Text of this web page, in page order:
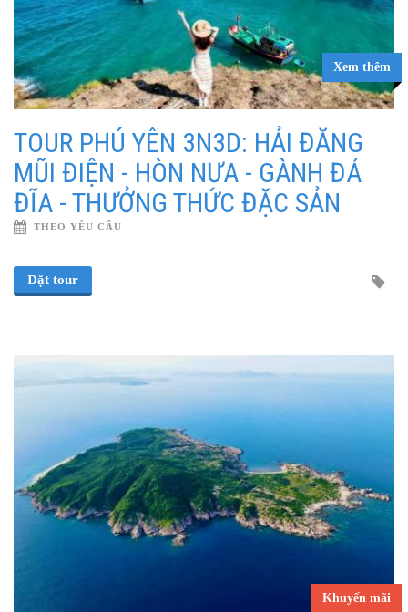
Xem thêm
TOUR PHÚ YÊN 3N3D: HẢI ĐĂNG
MŨI ĐIỆN - HÒN NƯA - GÀNH ĐÁ
ĐĨA - THƯỞNG THỨC ĐẶC SẢN
THEO YÊU CẦU
Đặt tour
Khuyến mãi